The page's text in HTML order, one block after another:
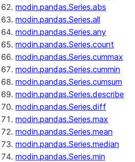
modin.pandas.Series.abs
modin.pandas.Series.all
modin.pandas.Series.any
modin.pandas.Series.count
modin.pandas.Series.cummax
modin.pandas.Series.cummin
modin.pandas.Series.cumsum
modin.pandas.Series.describe
modin.pandas.Series.diff
modin.pandas.Series.max
modin.pandas.Series.mean
modin.pandas.Series.median
modin.pandas.Series.min